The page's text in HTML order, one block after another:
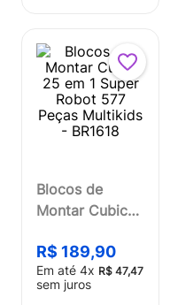
Blocos de
Montar Cubic
Robot 577
Peças Multikids
- BR1618
R$ 189,90
Em até 4x R$ 47,47
sem juros